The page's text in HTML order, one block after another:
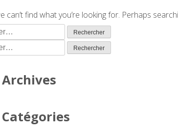
can’t find what you’re looking for. Perhaps
:
:
Archives
Catégories